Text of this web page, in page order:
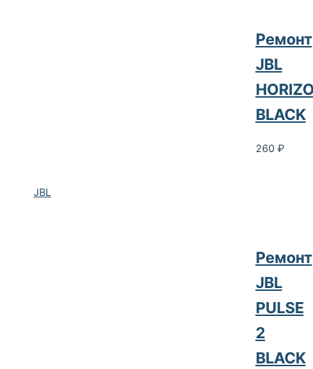
JBL
Ремонт
JBL
BLACK
260 ₽
Ремонт
JBL
PULSE
2
BLACK